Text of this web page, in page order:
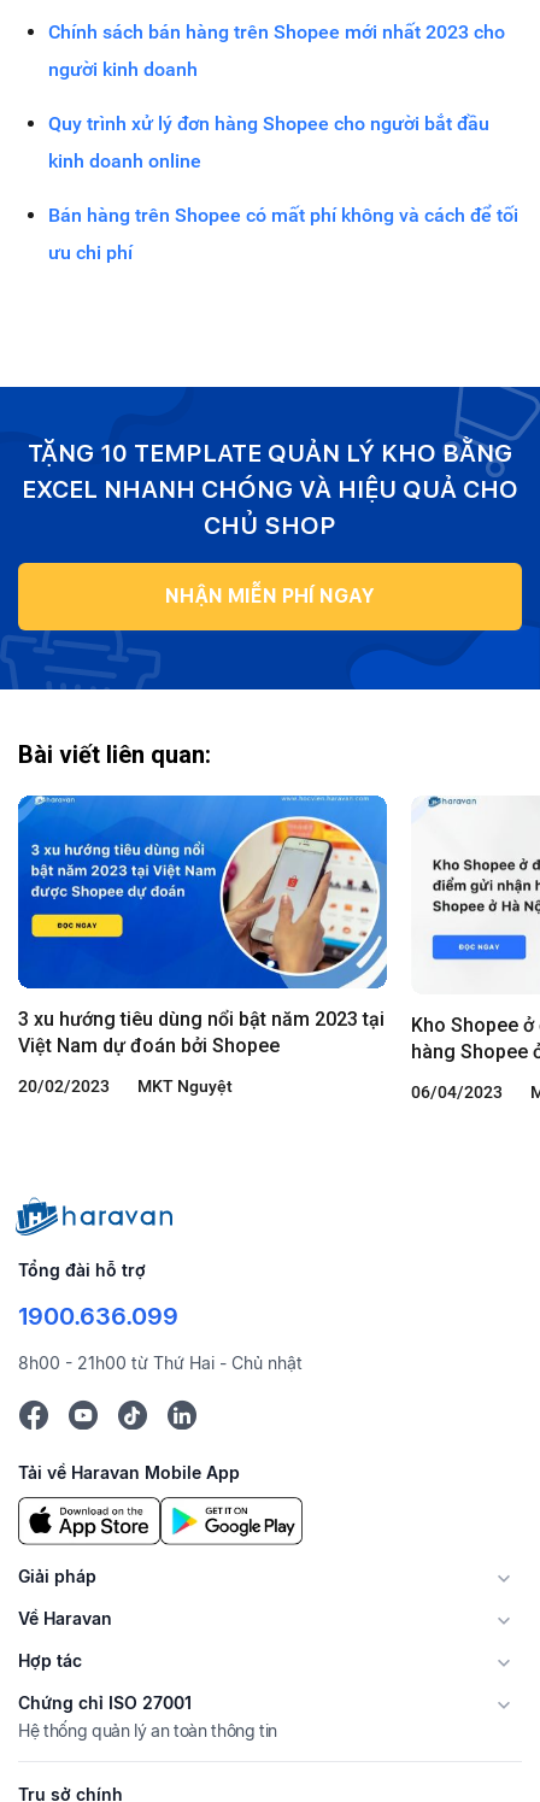
Chính sách bán hàng trên Shopee mới nhất 2023 cho
người kinh doanh
Quy trình xử lý đơn hàng Shopee cho người bắt đầu
kinh doanh online
Bán hàng trên Shopee có mất phí không và cách để tối
ưu chi phí
TẶNG 10 TEMPLATE QUẢN LÝ KHO BẰNG
EXCEL NHANH CHÓNG VÀ HIỆU QUẢ CHO
CHỦ SHOP
NHẬN MIỄN PHÍ NGAY
Bài viết liên quan:
3 xu hướng tiêu dùng nổi bật năm 2023 tại
Việt Nam dự đoán bởi Shopee
20/02/2023 MKT Nguyệt
Kho Shopee
hàng Shopee
06/04/2023
Tổng đài hỗ trợ
1900.636.099
8h00 - 21h00 từ Thứ Hai - Chủ nhật
Tải về Haravan Mobile App
Giải pháp
Về Haravan
Hợp tác
Chứng chỉ ISO 27001
Hệ thống quản lý an toàn thông tin
Trụ sở chính